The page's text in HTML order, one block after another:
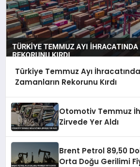
Türkiye Temmuz Ayı
Zamanların Rekorunu Kırdı
Otomotiv Temmuz
Zirvede Yer Aldı
Brent Petrol 89,50
Orta Doğu Gerilimi